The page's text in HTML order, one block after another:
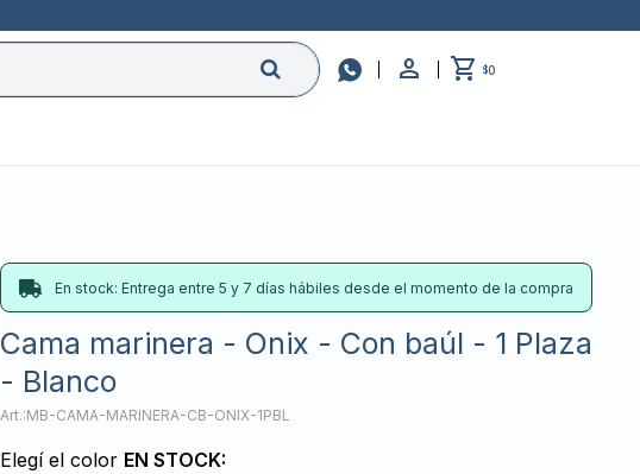
 $0
En stock: Entrega entre 5 y 7 días hábiles desde el momento de la compra
Cama marinera - Onix - Con baúl - 1 Plaza
- Blanco
MB-CAMA-MARINERA-CB-ONIX-1PBL
Elegí el color EN STOCK: